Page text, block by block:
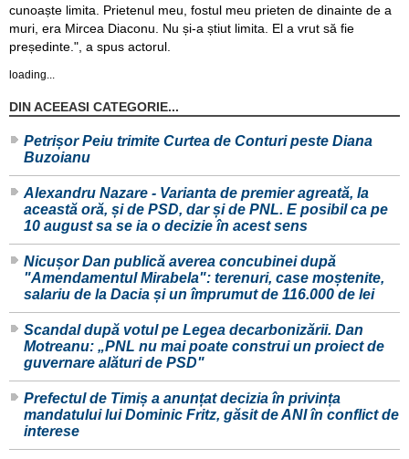
cunoaște limita. Prietenul meu, fostul meu prieten de dinainte de a
muri, era Mircea Diaconu. Nu și-a știut limita. El a vrut să fie
președinte.", a spus actorul.
loading...
DIN ACEEASI CATEGORIE...
Petrișor Peiu trimite Curtea de Conturi peste Diana
Buzoianu
Alexandru Nazare - Varianta de premier agreată, la
această oră, și de PSD, dar și de PNL. E posibil ca pe
10 august sa se ia o decizie în acest sens
Nicușor Dan publică averea concubinei după
"Amendamentul Mirabela": terenuri, case moștenite,
salariu de la Dacia și un împrumut de 116.000 de lei
Scandal după votul pe Legea decarbonizării. Dan
Motreanu: „PNL nu mai poate construi un proiect de
guvernare alături de PSD"
Prefectul de Timiș a anunțat decizia în privința
mandatului lui Dominic Fritz, găsit de ANI în conflict de
interese